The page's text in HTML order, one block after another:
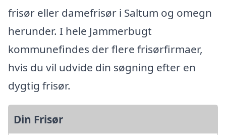
frisør eller damefrisør i Saltum og omegn
herunder. I hele Jammerbugt
kommunefindes der flere frisørfirmaer,
hvis du vil udvide din søgning efter en
dygtig frisør.
Din Frisør